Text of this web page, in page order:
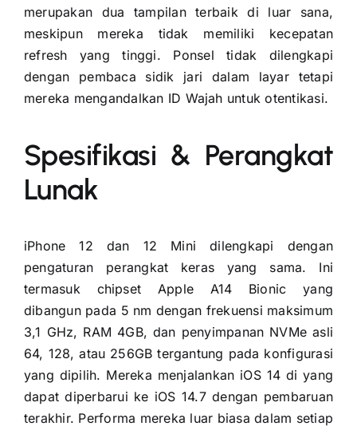
merupakan dua tampilan terbaik di luar sana,
meskipun mereka tidak memiliki kecepatan
refresh yang tinggi. Ponsel tidak dilengkapi
dengan pembaca sidik jari dalam layar tetapi
mereka mengandalkan ID Wajah untuk otentikasi.
Spesifikasi & Perangkat
Lunak
iPhone 12 dan 12 Mini dilengkapi dengan
pengaturan perangkat keras yang sama. Ini
termasuk chipset Apple A14 Bionic yang
dibangun pada 5 nm dengan frekuensi maksimum
3,1 GHz, RAM 4GB, dan penyimpanan NVMe asli
64, 128, atau 256GB tergantung pada konfigurasi
yang dipilih. Mereka menjalankan iOS 14 di yang
dapat diperbarui ke iOS 14.7 dengan pembaruan
terakhir. Performa mereka luar biasa dalam setiap